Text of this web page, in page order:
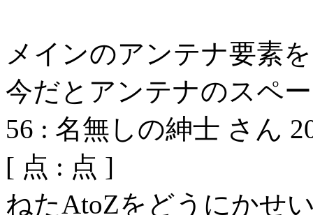
メインのアンテナ要素
今だとアンテナのスペ
56 : 名無しの紳士 さん
[ 点 : 点 ]
ねたAtoZをどうにかせ